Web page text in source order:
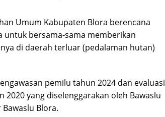
Umum Kabupaten Blora berencana
untuk bersama-sama memberikan
di daerah terluar (pedalaman hutan)
pemilu tahun 2024 dan evaluasi
yang diselenggarakan oleh Bawaslu
Blora.